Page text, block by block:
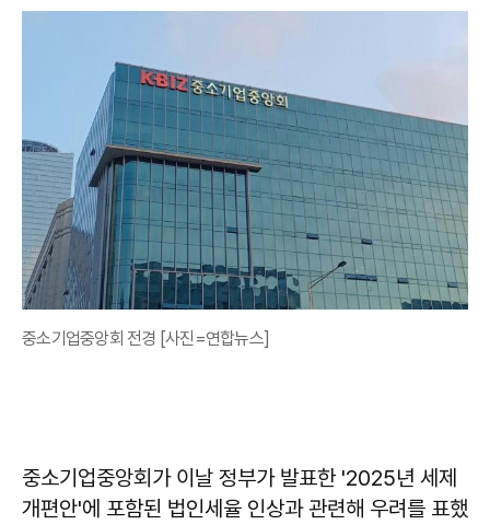
중소기업중앙회 전경 [사진=연합뉴스]
중소기업중앙회가 이날 정부가 발표한 '2025년 세제
개편안'에 포함된 법인세율 인상과 관련해 우려를 표했